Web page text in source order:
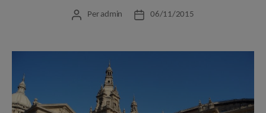
Autor
Per admin
Data06/11/2015